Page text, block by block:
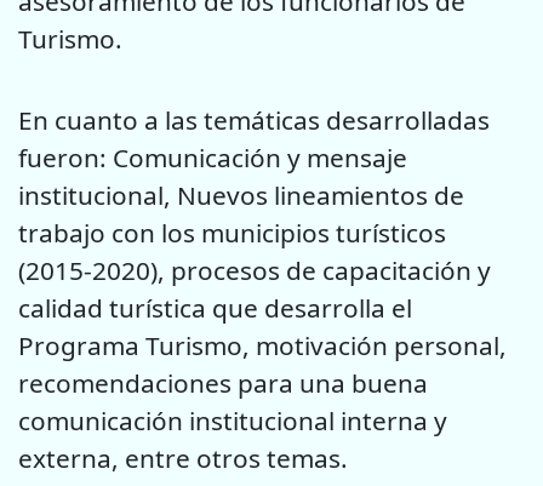
Turismo.
En cuanto a las temáticas desarrolladas
fueron: Comunicación y mensaje
institucional, Nuevos lineamientos de
trabajo con los municipios turísticos
(2015-2020), procesos de capacitación y
calidad turística que desarrolla el
Programa Turismo, motivación personal,
recomendaciones para una buena
comunicación institucional interna y
externa, entre otros temas.